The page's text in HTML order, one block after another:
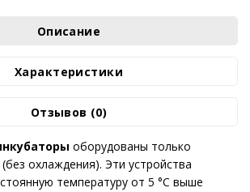
Описание
Характеристики
Отзывов (0)
оборудованы только
охлаждения). Эти устройства
температуру от 5 °C выше